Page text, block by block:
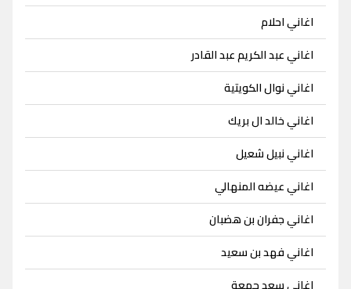
اغاني احلام
اغاني عبد الكريم عبد القادر
اغاني نوال الكويتية
اغاني خالد ال بريك
اغاني نبيل شعيل
اغاني عيضه المنهالي
اغاني جفران بن هضبان
اغاني فهد بن سعيد